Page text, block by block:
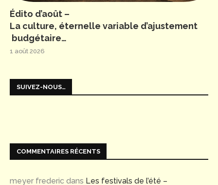
Édito d’août –
La culture, éternelle variable d’ajustement
budgétaire…
1 août 2026
SUIVEZ-NOUS…
COMMENTAIRES RÉCENTS
meyer frederic dans Les festivals de l’été –